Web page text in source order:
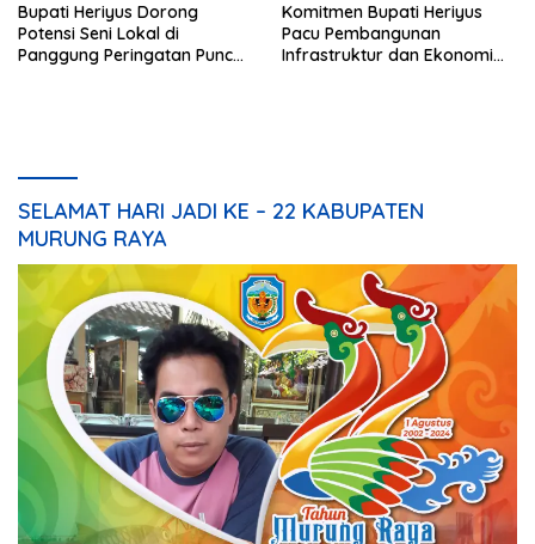
Bupati Heriyus Dorong
Potensi Seni Lokal di
Panggung Peringatan Puncak
Komitmen Bupati Heriyus
Pacu Pembangunan
Infrastruktur dan Ekonomi
SELAMAT HARI JADI KE – 22 KABUPATEN
MURUNG RAYA